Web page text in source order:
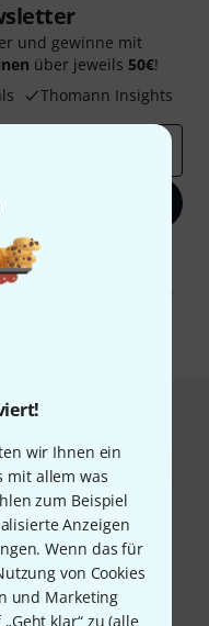
wir Ihnen ein
mit allem was
zum Beispiel
Anzeigen
Wenn das für
von Cookies
und Marketing
klar“ zu (alle
und gewinne mit
über jeweils 50€!
Thomann Insights
dem Erhalt von E-Mail-
zu. Die
finden Sie in
per Nachnahme,
Sofort bezahlen,